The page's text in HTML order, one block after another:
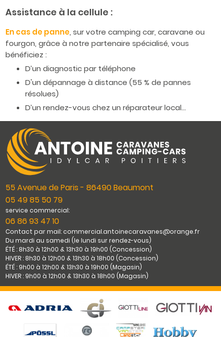
Assistance à la cellule :
En cas de panne, sur votre camping car, caravane ou
fourgon, grâce à notre partenaire spécialisé, vous
bénéficiez :
D’un diagnostic par téléphone
D'un dépannage à distance (55 % de pannes
résolues)
D’un rendez-vous chez un réparateur local…
55 Avenue de Paris - 86490 Beaumont
05 49 85 50 79
service commercial:
06 86 93 47 10
Contact par mail: commercial.antoinecaravanes@orange.fr
Du mardi au samedi (le lundi sur rendez-vous)
ÉTÉ : 8h30 à 12h00 & 13h30 à 19h00 (Concession)
HIVER : 8h30 à 12h00 & 13h30 à 18h00 (Concession)
ÉTÉ : 9h00 à 12h00 & 13h30 à 19h00 (Magasin)
HIVER : 9h00 à 12h00 & 13h30 à 18h00 (Magasin)